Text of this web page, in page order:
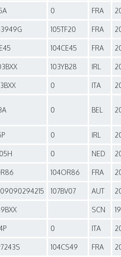
0 FRA
105TF20 FRA
104CE45 FRA
103YB28 IRL
0 ITA
0 BEL
0 IRL
0 NED
104OR86 FRA
107BV07 AUT
SCN
0 ITA
104CS49 FRA